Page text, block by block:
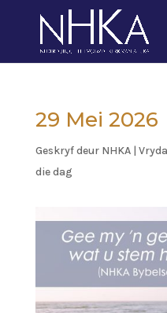
29 Mei 2026
Geskryf deur NHKA|
die dag